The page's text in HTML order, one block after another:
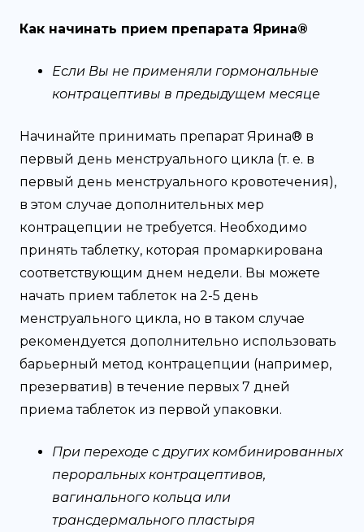
Как начинать прием препарата Ярина®
Если Вы не применяли гормональные
контрацептивы в предыдущем месяце
Начинайте принимать препарат Ярина® в
первый день менструального цикла (т. е. в
первый день менструального кровотечения),
в этом случае дополнительных мер
контрацепции не требуется. Необходимо
принять таблетку, которая промаркирована
соответствующим днем недели. Вы можете
начать прием таблеток на 2-5 день
менструального цикла, но в таком случае
рекомендуется дополнительно использовать
барьерный метод контрацепции (например,
презерватив) в течение первых 7 дней
приема таблеток из первой упаковки.
При переходе с других комбинированных
пероральных контрацептивов,
вагинального кольца или
трансдермального пластыря